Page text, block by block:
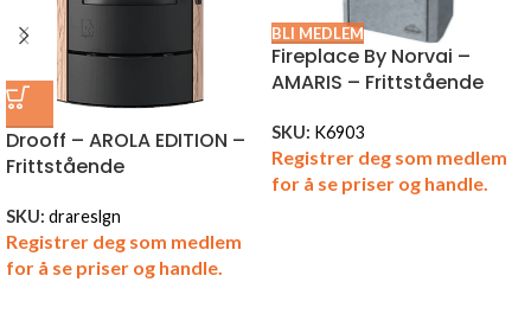
Drooff – AROLA EDITION –
Frittstående
SKU: drareslgn
Registrer deg som medlem
for å se priser og handle.
BLI MEDLEM
Fireplace By Norvai –
AMARIS – Frittstående
SKU: K6903
Registrer deg som medlem
for å se priser og handle.